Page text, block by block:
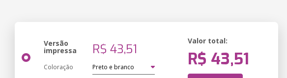
Versão
impressa R$ 43,51
Coloração
Valor total:
R$ 43,51